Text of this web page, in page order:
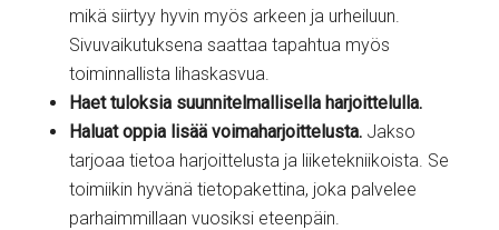
mikä siirtyy hyvin myös arkeen ja urheiluun.
Sivuvaikutuksena saattaa tapahtua myös
toiminnallista lihaskasvua.
Haet tuloksia suunnitelmallisella harjoittelulla.
Haluat oppia lisää voimaharjoittelusta. Jakso
tarjoaa tietoa harjoittelusta ja liiketekniikoista. Se
toimiikin hyvänä tietopakettina, joka palvelee
parhaimmillaan vuosiksi eteenpäin.